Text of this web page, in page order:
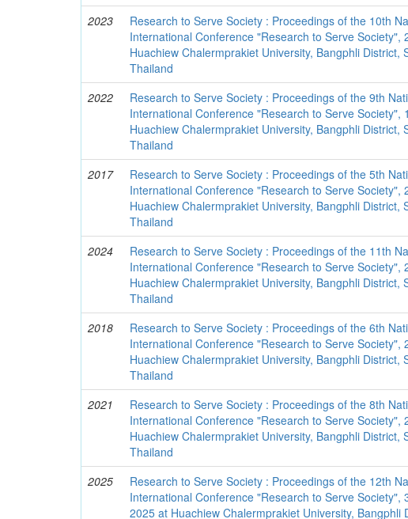
2023
Research to Serve Society : Proceedings of the 10th
International Conference "Research to Serve Society",
Huachiew Chalermprakiet University, Bangphli District,
Thailand
2022
Research to Serve Society : Proceedings of the 9th
International Conference "Research to Serve Society",
Huachiew Chalermprakiet University, Bangphli District,
Thailand
2017
Research to Serve Society : Proceedings of the 5th
International Conference "Research to Serve Society",
Huachiew Chalermprakiet University, Bangphli District,
Thailand
2024
Research to Serve Society : Proceedings of the 11th
International Conference "Research to Serve Society",
Huachiew Chalermprakiet University, Bangphli District,
Thailand
2018
Research to Serve Society : Proceedings of the 6th
International Conference "Research to Serve Society",
Huachiew Chalermprakiet University, Bangphli District,
Thailand
2021
Research to Serve Society : Proceedings of the 8th
International Conference "Research to Serve Society",
Huachiew Chalermprakiet University, Bangphli District,
Thailand
2025
Research to Serve Society : Proceedings of the 12th
International Conference "Research to Serve Society",
2025 at Huachiew Chalermprakiet University, Bangphli